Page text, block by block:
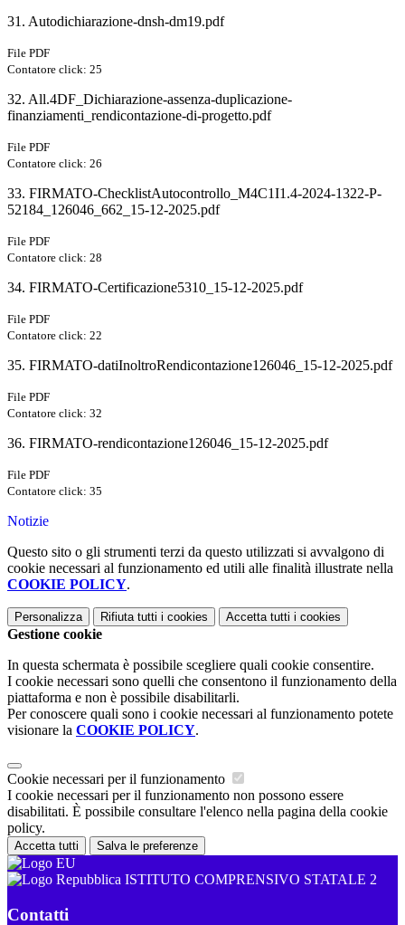
31. Autodichiarazione-dnsh-dm19.pdf
File PDF
Contatore click: 25
32. All.4DF_Dichiarazione-assenza-duplicazione-
finanziamenti_rendicontazione-di-progetto.pdf
File PDF
Contatore click: 26
33. FIRMATO-ChecklistAutocontrollo_M4C1I1.4-2024-1322-P-
52184_126046_662_15-12-2025.pdf
File PDF
Contatore click: 28
34. FIRMATO-Certificazione5310_15-12-2025.pdf
File PDF
Contatore click: 22
35. FIRMATO-datiInoltroRendicontazione126046_15-12-2025.pdf
File PDF
Contatore click: 32
36. FIRMATO-rendicontazione126046_15-12-2025.pdf
File PDF
Contatore click: 35
Notizie
Questo sito o gli strumenti terzi da questo utilizzati si avvalgono di
cookie necessari al funzionamento ed utili alle finalità illustrate nella
COOKIE POLICY.
Personalizza Rifiuta tutti i cookies Accetta tutti i cookies
Gestione cookie
In questa schermata è possibile scegliere quali cookie consentire.
I cookie necessari sono quelli che consentono il funzionamento della
piattaforma e non è possibile disabilitarli.
Per conoscere quali sono i cookie necessari al funzionamento potete
visionare la COOKIE POLICY.
Cookie necessari per il funzionamento
I cookie necessari per il funzionamento non possono essere
disabilitati. È possibile consultare l'elenco nella pagina della cookie
policy.
Accetta tutti Salva le preferenze
ISTITUTO COMPRENSIVO STATALE 2
Contatti